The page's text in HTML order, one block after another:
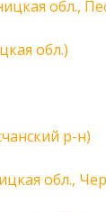
обл.,
обл.)
р-н)
обл.,